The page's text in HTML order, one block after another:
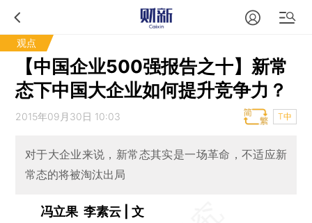
观点
【中国企业500强报告之十】新常
态下中国大企业如何提升竞争力？
2015年09月30日 10:03 T中
对于大企业来说，新常态其实是一场革命，不适应新
常态的将被淘汰出局
冯立果 李素云 | 文